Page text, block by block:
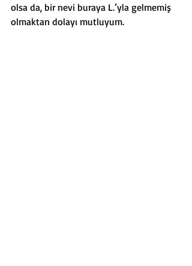
olsa da, bir nevi buraya L.’yla gelmemiş
olmaktan dolayı mutluyum.